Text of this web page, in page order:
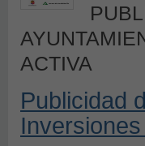
ACTIVA
Publicidad